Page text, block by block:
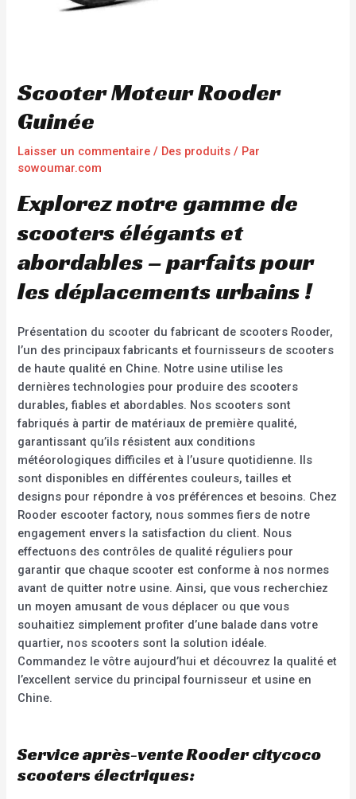
Scooter Moteur Rooder
Guinée
Laisser un commentaire / Des produits / Par
sowoumar.com
Explorez notre gamme de
scooters élégants et
abordables – parfaits pour
les déplacements urbains !
Présentation du scooter du fabricant de scooters Rooder,
l’un des principaux fabricants et fournisseurs de scooters
de haute qualité en Chine. Notre usine utilise les
dernières technologies pour produire des scooters
durables, fiables et abordables. Nos scooters sont
fabriqués à partir de matériaux de première qualité,
garantissant qu’ils résistent aux conditions
météorologiques difficiles et à l’usure quotidienne. Ils
sont disponibles en différentes couleurs, tailles et
designs pour répondre à vos préférences et besoins. Chez
Rooder escooter factory, nous sommes fiers de notre
engagement envers la satisfaction du client. Nous
effectuons des contrôles de qualité réguliers pour
garantir que chaque scooter est conforme à nos normes
avant de quitter notre usine. Ainsi, que vous recherchiez
un moyen amusant de vous déplacer ou que vous
souhaitiez simplement profiter d’une balade dans votre
quartier, nos scooters sont la solution idéale.
Commandez le vôtre aujourd’hui et découvrez la qualité et
l’excellent service du principal fournisseur et usine en
Chine.
Service après-vente Rooder citycoco
scooters électriques: